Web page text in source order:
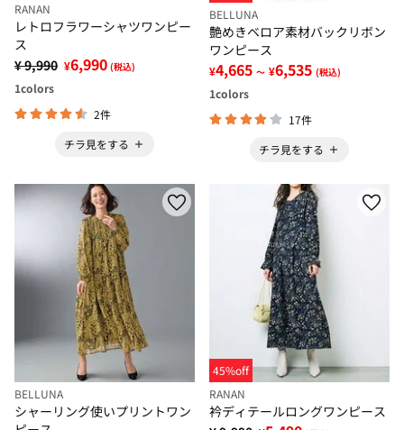
RANAN
レトロフラワーシャツワンピー
ス
¥ 9,990 ¥6,990 (税込)
1colors
2件
チラ見をする
BELLUNA
艶めきベロア素材バックリボン
ワンピース
¥4,665 ～ ¥6,535 (税込)
1colors
17件
チラ見をする
BELLUNA
シャーリング使いプリントワン
45%off
RANAN
衿ディテールロングワンピース